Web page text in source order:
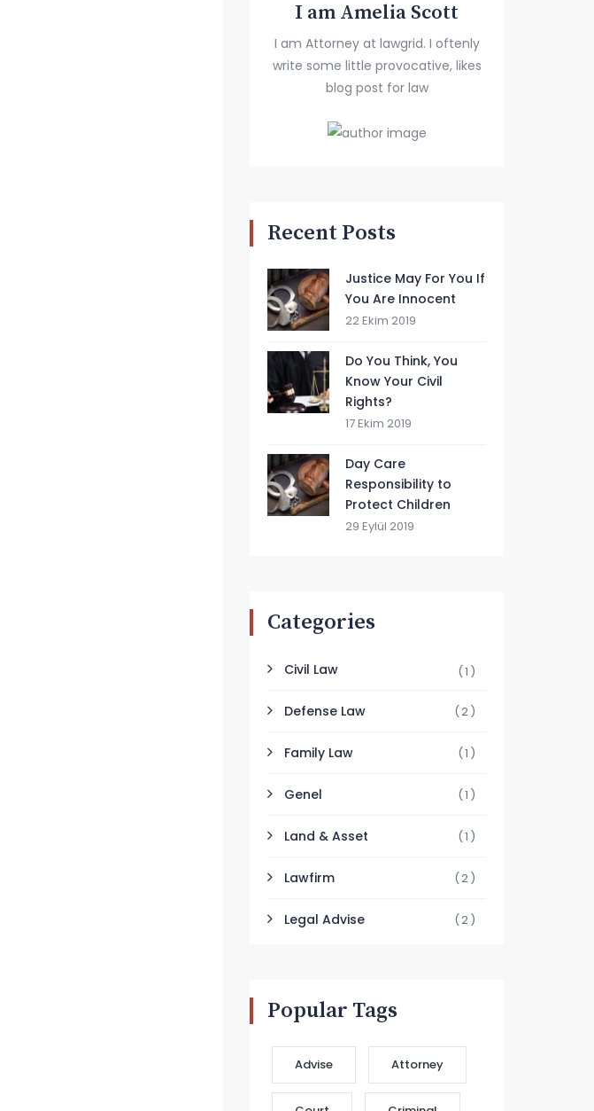
I am Amelia Scott
I am Attorney at lawgrid. I oftenly
write some little provocative, likes
blog post for law
Recent Posts
Justice May For You If
You Are Innocent
22 Ekim 2019
Do You Think, You
Know Your Civil
Rights?
17 Ekim 2019
Day Care
Responsibility to
Protect Children
29 Eylül 2019
Categories
Civil Law (1)
Defense Law (2)
Family Law (1)
Genel (1)
Land & Asset (1)
Lawfirm (2)
Legal Advise (2)
Popular Tags
Advise Attorney